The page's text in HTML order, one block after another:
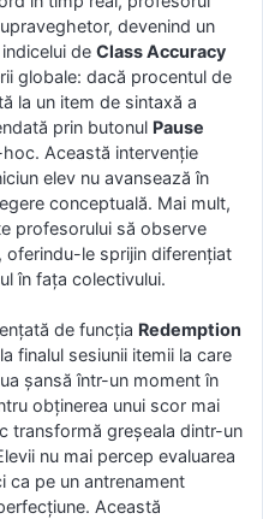
devenind un
de Class Accuracy
globale: dacă procentul de
la un item de sintaxă a
prin butonul Pause
Această intervenție
elev nu avansează în
conceptuală. Mai mult,
profesorului să observe
le sprijin diferențiat
în fața colectivului.
de funcția Redemption
finalul sesiunii itemii la care
șansă într-un moment în
obținerea unui scor mai
transformă greșeala dintr-un
nu mai percep evaluarea
ca pe un antrenament
Această